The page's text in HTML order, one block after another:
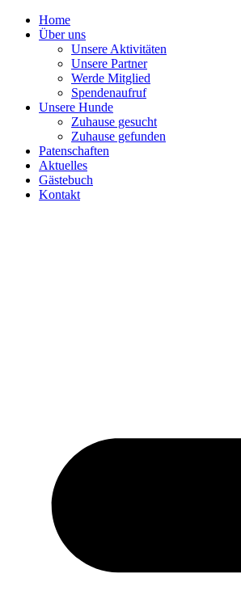
Home
Über uns
Unsere Aktivitäten
Unsere Partner
Werde Mitglied
Spendenaufruf
Unsere Hunde
Zuhause gesucht
Zuhause gefunden
Patenschaften
Aktuelles
Gästebuch
Kontakt